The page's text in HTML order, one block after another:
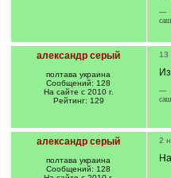
---
александр серый
полтава украина
Сообщений: 128
На сайте с 2010 г.
Рейтинг: 129
13
---
александр серый
полтава украина
Сообщений: 128
2